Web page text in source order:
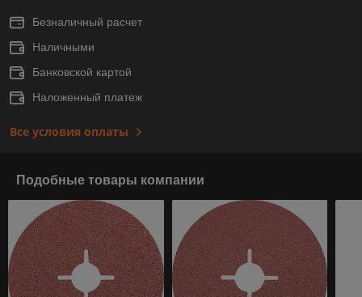
Безналичный расчет
Наличными
Банковской картой
Наложенный платеж
Все условия оплаты
Подобные товары компании